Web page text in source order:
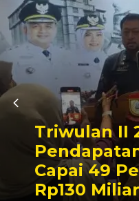
Kapolres
Makam
Wajo